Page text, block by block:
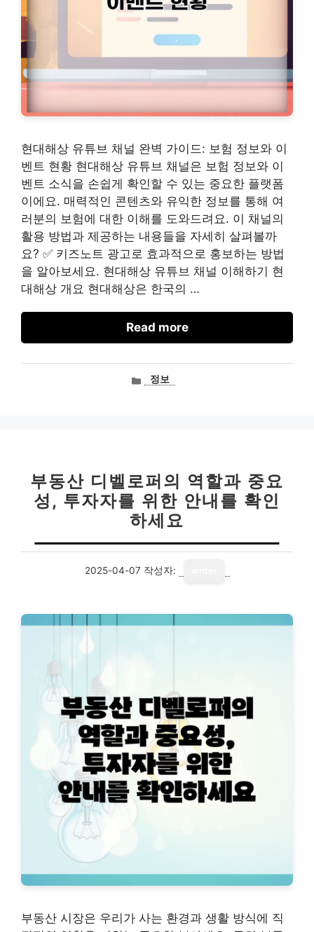
현대해상 유튜브 채널 완벽 가이드: 보험 정보와 이
벤트 현황 현대해상 유튜브 채널은 보험 정보와 이
벤트 소식을 손쉽게 확인할 수 있는 중요한 플랫폼
이에요. 매력적인 콘텐츠와 유익한 정보를 통해 여
러분의 보험에 대한 이해를 도와드려요. 이 채널의
활용 방법과 제공하는 내용들을 자세히 살펴볼까
요? ✅ 키즈노트 광고로 효과적으로 홍보하는 방법
을 알아보세요. 현대해상 유튜브 채널 이해하기 현
대해상 개요 현대해상은 한국의 …
Read more
카정보
부동산 디벨로퍼의 역할과 중요
성, 투자자를 위한 안내를 확인
하세요
2025-04-07 작성자:
부동산 시장은 우리가 사는 환경과 생활 방식에 직